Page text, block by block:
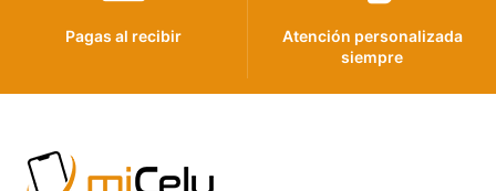
Pagas al recibir
Atención personalizada
siempre